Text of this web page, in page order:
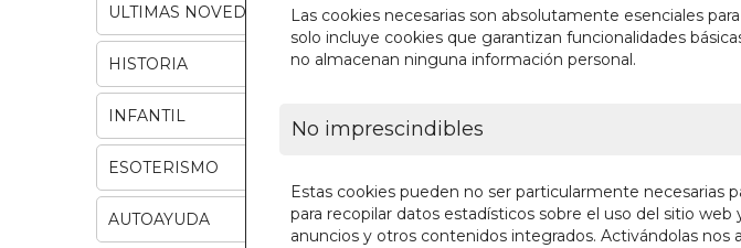
Las cookies necesarias son absolutamente esenciales
solo incluye cookies que garantizan funcionalidades
no almacenan ninguna información personal.
No imprescindibles
Estas cookies pueden no ser particularmente necesarias
para recopilar datos estadísticos sobre el uso del sitio web
anuncios y otros contenidos integrados. Activándolas
ULTIMAS NOVEDADES
HISTORIA
INFANTIL
ESOTERISMO
AUTOAYUDA